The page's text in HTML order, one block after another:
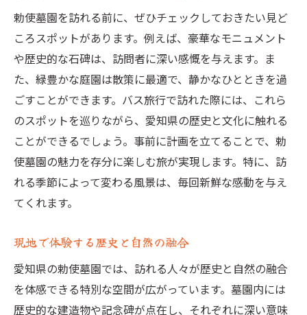
勅使墓園を訪れる前に、ぜひチェックしておきたい見ど
ころスポットがあります。例えば、豪華なモニュメント
や歴史的な石碑は、訪問者に深い感慨を与えます。ま
た、緑豊かな庭園は散策に最適で、静かなひとときを過
ごすことができます。バス旅行で訪れた際には、これら
のスポットを巡りながら、愛知県の歴史と文化に触れる
ことができるでしょう。事前に計画を立てることで、勅
使墓園の魅力を存分に楽しむ旅が実現します。特に、訪
れる季節によって変わる風景は、毎回新鮮な感動を与え
てくれます。
現地で体験する歴史と自然の融合
愛知県の勅使墓園では、訪れる人々が歴史と自然の融合
を体感できる特別な空間が広がっています。墓園内には
歴史的な建造物や記念碑が点在し、それぞれに深い意味